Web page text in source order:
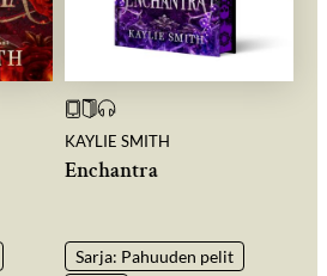
KAYLIE SMITH
Enchantra
Sarja: Pahuuden pelit